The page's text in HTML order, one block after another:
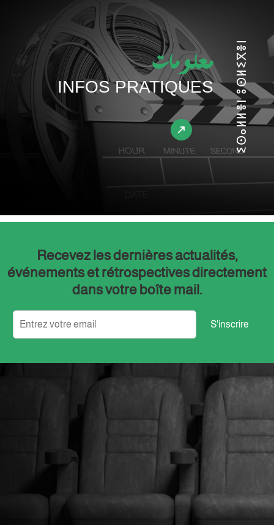
معلومات
INFOS PRATIQUES ⵉⵙⴰⵍⵍⴻⵏ ⵓⵙⵍⵉⴳⴻⵏ
Recevez les dernières actualités,
événements et rétrospectives directement
dans votre boîte mail.
S'inscrire